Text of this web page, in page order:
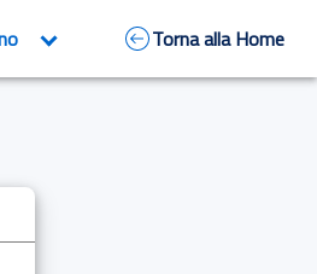
Torna alla Home